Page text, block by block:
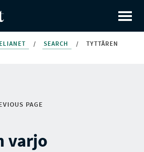
/ SEARCH /
TYTTÄREN
PAGE
varjo